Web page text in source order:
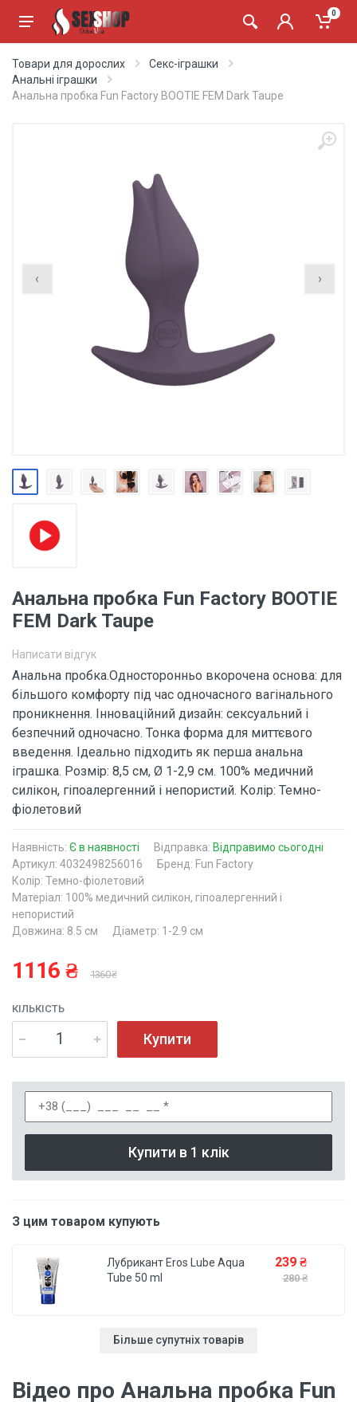
0
Товари для дорослих
Секс-іграшки
Анальні іграшки
Анальна пробка Fun Factory BOOTIE FEM Dark Taupe
‹ ›
Анальна пробка Fun Factory BOOTIE
FEM Dark Taupe
Написати відгук
Анальна пробка.Односторонньо вкорочена основа: для
більшого комфорту під час одночасного вагінального
проникнення. Інноваційний дизайн: сексуальний і
безпечний одночасно. Тонка форма для миттєвого
введення. Ідеально підходить як перша анальна
іграшка. Розмір: 8,5 см, Ø 1-2,9 см. 100% медичний
силікон, гіпоалергенний і непористий. Колір: Темно-
фіолетовий
Наявність: Є в наявності Відправка: Відправимо сьогодні
Артикул: 4032498256016
Бренд: Fun Factory
Колір: Темно-фіолетовий
Матеріал: 100% медичний силікон, гіпоалергенний і
непористий
Довжина: 8.5 см
Діаметр: 1-2.9 см
1116 ₴ 1360 ₴
КІЛЬКІСТЬ
Купити
Купити в 1 клік
З цим товаром купують
Лубрикант Eros Lube Aqua
Tube 50 ml
239 ₴
280 ₴
Більше супутніх товарів
Відео про Анальна пробка Fun